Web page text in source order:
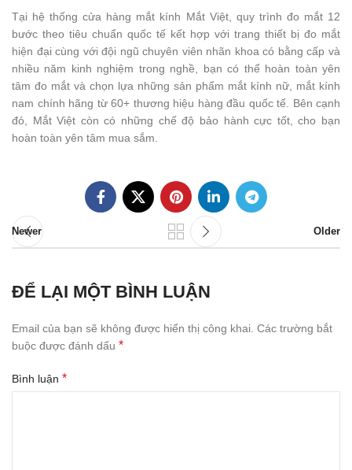
Tại hệ thống cửa hàng mắt kính Mắt Việt, quy trình đo mắt 12
bước theo tiêu chuẩn quốc tế kết hợp với trang thiết bị đo mắt
hiện đại cùng với đội ngũ chuyên viên nhãn khoa có bằng cấp và
nhiều năm kinh nghiệm trong nghề, bạn có thể hoàn toàn yên
tâm đo mắt và chọn lựa những sản phẩm mắt kính nữ, mắt kính
nam chính hãng từ 60+ thương hiệu hàng đầu quốc tế. Bên cạnh
đó, Mắt Việt còn có những chế độ bảo hành cực tốt, cho bạn
hoàn toàn yên tâm mua sắm.
Newer Older
ĐỂ LẠI MỘT BÌNH LUẬN
Email của bạn sẽ không được hiển thị công khai. Các trường bắt
buộc được đánh dấu *
Bình luận *